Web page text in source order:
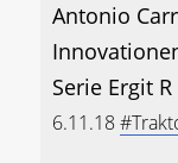
Antonio
Serie Ergit
6.11.18